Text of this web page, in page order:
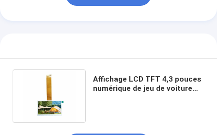
Affichage LCD TFT 4,3 pouces
numérique de jeu de voiture